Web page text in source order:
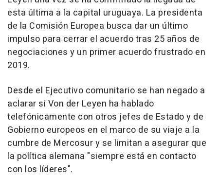
esta última a la capital uruguaya. La presidenta
de la Comisión Europea busca dar un último
impulso para cerrar el acuerdo tras 25 años de
negociaciones y un primer acuerdo frustrado en
2019.
Desde el Ejecutivo comunitario se han negado a
aclarar si Von der Leyen ha hablado
telefónicamente con otros jefes de Estado y de
Gobierno europeos en el marco de su viaje a la
cumbre de Mercosur y se limitan a asegurar que
la política alemana "siempre está en contacto
con los líderes".